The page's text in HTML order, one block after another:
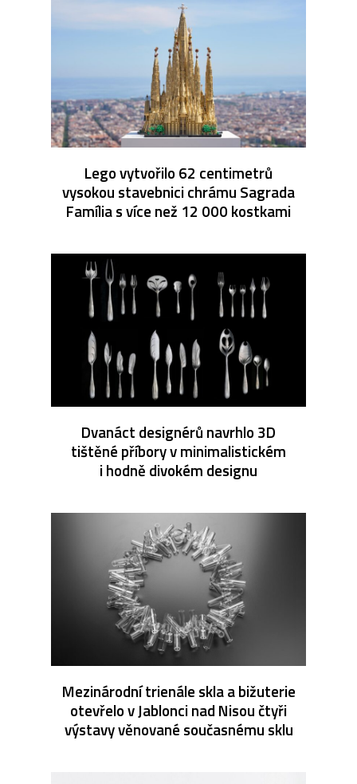
Lego vytvořilo 62 centimetrů
vysokou stavebnici chrámu Sagrada
Família s více než 12 000 kostkami
Dvanáct designérů navrhlo 3D
tištěné příbory v minimalistickém
i hodně divokém designu
Mezinárodní trienále skla a bižuterie
otevřelo v Jablonci nad Nisou čtyři
výstavy věnované současnému sklu